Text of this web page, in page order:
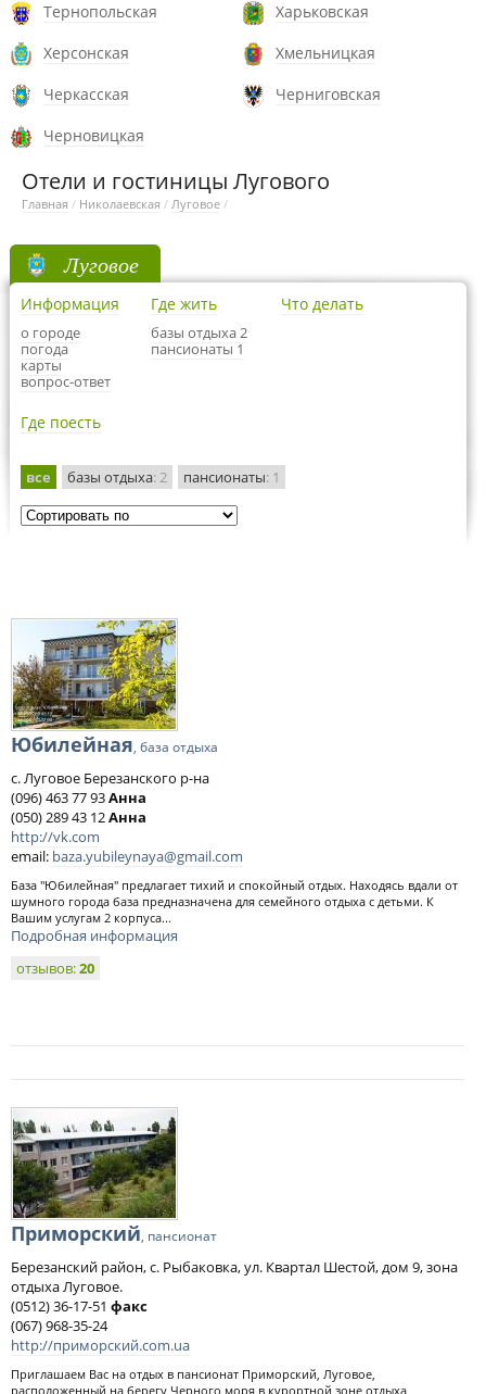
Тернопольская
Харьковская
Херсонская
Хмельницкая
Черкасская
Черниговская
Черновицкая
Отели и гостиницы Лугового
Главная / Николаевская / Луговое /
Луговое
Информация
о городе
погода
карты
вопрос-ответ
Где жить
базы отдыха 2
пансионаты 1
Что делать
Где поесть
все базы отдыха: 2 пансионаты: 1
Юбилейная, база отдыха
с. Луговое Березанского р-на
(096) 463 77 93Анна
(050) 289 43 12Анна
http://vk.com
email: baza.yubileynaya@gmail.com
База "Юбилейная" предлагает тихий и спокойный отдых. Находясь вдали от
шумного города база предназначена для семейного отдыха с детьми. К
Вашим услугам 2 корпуса...
Подробная информация
отзывов:20
Приморский, пансионат
Березанский район, с. Рыбаковка, ул. Квартал Шестой, дом 9, зона
отдыха Луговое.
(0512) 36-17-51 факс
(067) 968-35-24
http://приморский.com.ua
Приглашаем Вас на отдых в пансионат Приморский, Луговое,
расположенный на берегу Черного моря в курортной зоне отдыха